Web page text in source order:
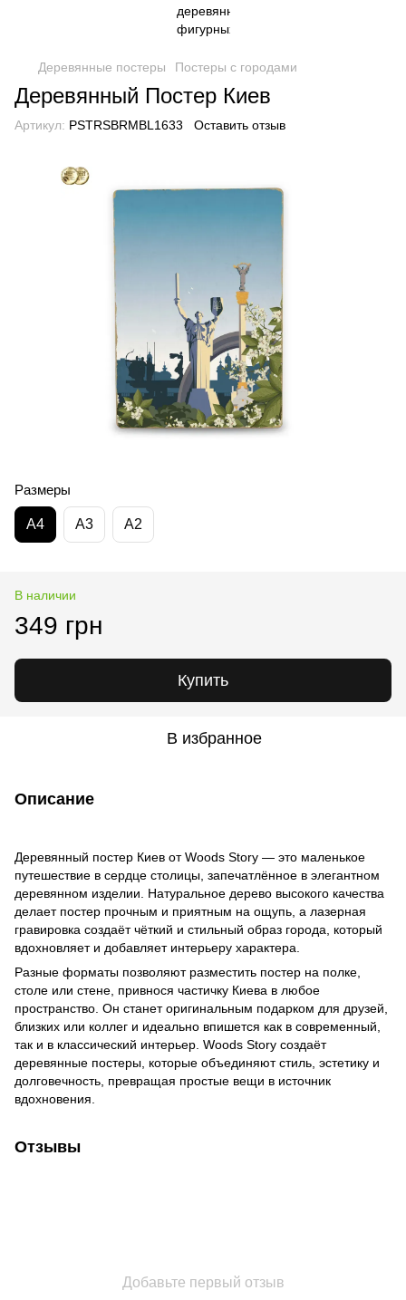
Деревянные постеры Постеры с городами
Деревянный Постер Киев
Артикул: PSTRSBRMBL1633 Оставить отзыв
Размеры
А4 А3 А2
В наличии
349 грн
Купить
В избранное
Описание
Деревянный постер Киев от Woods Story — это маленькое
путешествие в сердце столицы, запечатлённое в элегантном
деревянном изделии. Натуральное дерево высокого качества
делает постер прочным и приятным на ощупь, а лазерная
гравировка создаёт чёткий и стильный образ города, который
вдохновляет и добавляет интерьеру характера.
Разные форматы позволяют разместить постер на полке,
столе или стене, привнося частичку Киева в любое
пространство. Он станет оригинальным подарком для друзей,
близких или коллег и идеально впишется как в современный,
так и в классический интерьер. Woods Story создаёт
деревянные постеры, которые объединяют стиль, эстетику и
долговечность, превращая простые вещи в источник
вдохновения.
Отзывы
Добавьте первый отзыв